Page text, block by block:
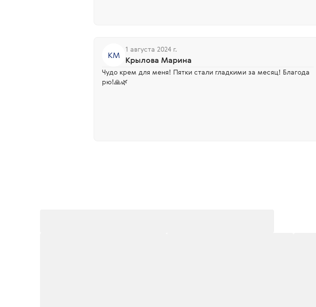
КМ
1 августа 2024 г.
Крылова Марина
Чудо крем для меня! Пятки стали гладкими за месяц! Благода
рю!🙏🌿